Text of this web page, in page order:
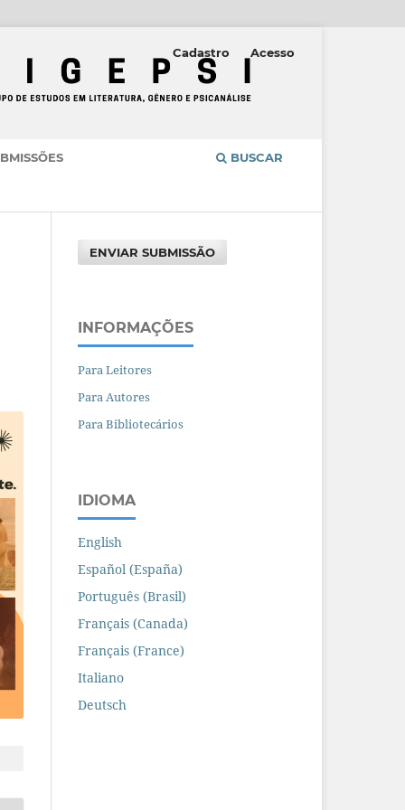
BUSCAR
Cadastro Acesso
ENVIAR SUBMISSÃO
INFORMAÇÕES
Para Leitores
Para Autores
Para Bibliotecários
IDIOMA
English
Español (España)
Português (Brasil)
Français (Canada)
Français (France)
Italiano
Deutsch